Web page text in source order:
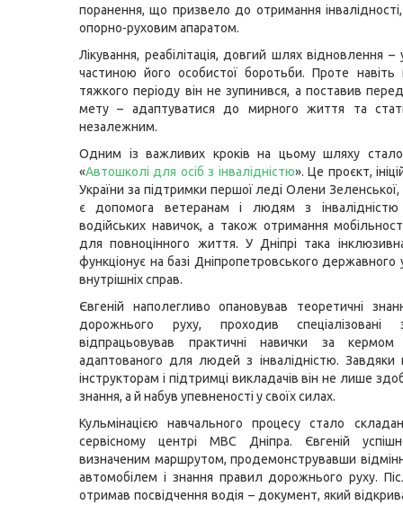
поранення, що призвело до отримання інвалідності,
опорно-руховим апаратом.
Лікування, реабілітація, довгий шлях відновлення
частиною його особистої боротьби. Проте навіть
тяжкого періоду він не зупинився, а поставив
мету – адаптуватися до мирного життя та
незалежним.
Одним із важливих кроків на цьому шляху
«Автошколі для осіб з інвалідністю». Це проєкт,
України за підтримки першої леді Олени
є допомога ветеранам і людям з
водійських навичок, а також отримання
для повноцінного життя. У Дніпрі така
функціонує на базі Дніпропетровського державного
внутрішніх справ.
Євгеній наполегливо опановував теоретичні
дорожнього руху, проходив спеціалізовані
відпрацьовував практичні навички за кермом
адаптованого для людей з інвалідністю. Завдяки
інструкторам і підтримці викладачів він не лише
знання, а й набув упевненості у своїх силах.
Кульмінацією навчального процесу стало
сервісному центрі МВС Дніпра. Євгеній
визначеним маршрутом, продемонструвавши
автомобілем і знання правил дорожнього руху.
отримав посвідчення водія – документ, який